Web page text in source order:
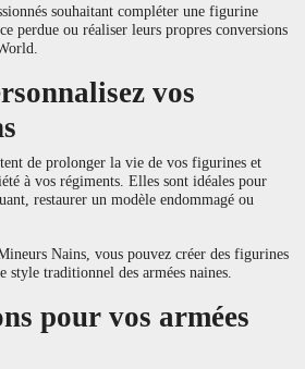
souhaitant compléter une figurine
perdue ou réaliser leurs propres conversions
vos
de prolonger la vie de vos figurines et
à vos régiments. Elles sont idéales pour
restaurer un modèle endommagé ou
Nains, vous pouvez créer des figurines
style traditionnel des armées naines.
pour vos armées